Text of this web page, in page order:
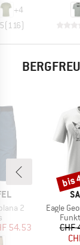
+4
(116)
2
Preis
54.53
Artikel
Eagle
CHF
bis